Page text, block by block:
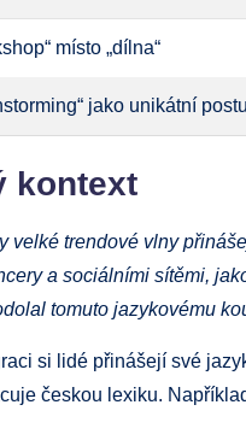
místo „dílna“
jako unikátní
kontext
velké trendové vlny
a sociálními sítěmi,
tomuto jazykovému
si lidé přinášejí své
českou lexiku.